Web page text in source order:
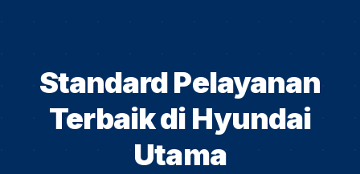
Standard Pelayanan
Terbaik di Hyundai
Utama